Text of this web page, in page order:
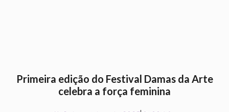
Primeira edição do Festival Damas da Arte
celebra a força feminina